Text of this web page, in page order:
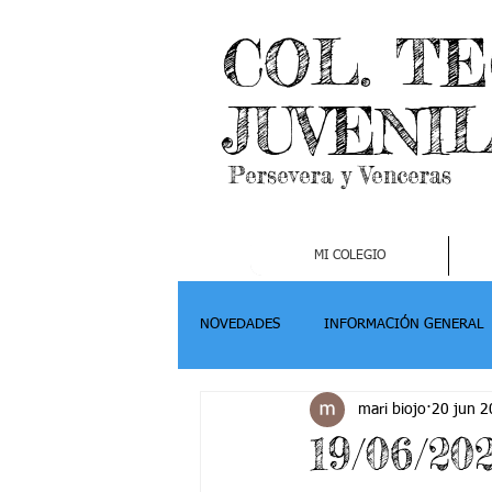
COL.
Persevera y Venceras
MI COLEGIO
NOVEDADES INFORMACIÓN GENERAL
Grado 3 Grado 4-
19/06/
mari biojo 20 jun